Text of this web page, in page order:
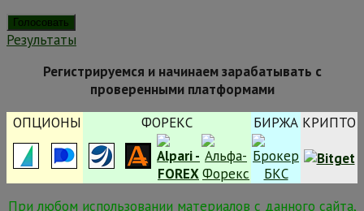
Результаты
Регистрируемся и начинаем зарабатывать с
проверенными платформами
ОПЦИОНЫ
ФОРЕКС БИРЖА КРИПТО
При любом использовании материалов с данного сайта,